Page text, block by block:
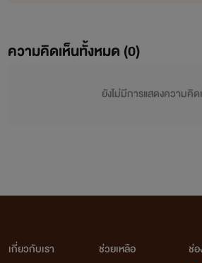
ความคิดเห็นทั้งหมด (0)
ยังไม่มีการแสดงความคิด
เกี่ยวกับเรา
ช่วยเหลือ
ช่